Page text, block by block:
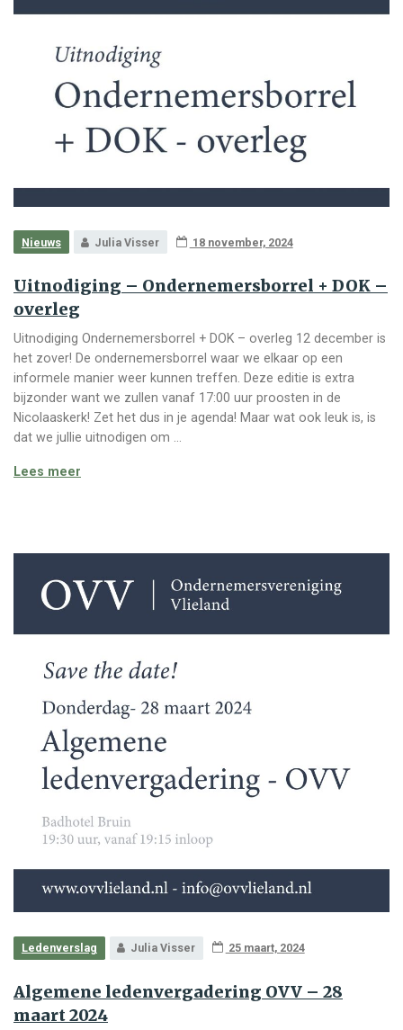
Nieuws Julia Visser 18 november, 2024
Uitnodiging – Ondernemersborrel + DOK –
overleg
Uitnodiging Ondernemersborrel + DOK – overleg 12 december is
het zover! De ondernemersborrel waar we elkaar op een
informele manier weer kunnen treffen. Deze editie is extra
bijzonder want we zullen vanaf 17:00 uur proosten in de
Nicolaaskerk! Zet het dus in je agenda! Maar wat ook leuk is, is
dat we jullie uitnodigen om …
Lees meer
Ledenverslag Julia Visser 25 maart, 2024
Algemene ledenvergadering OVV – 28
maart 2024